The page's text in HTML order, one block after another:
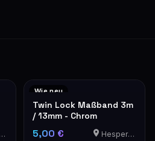
Wie neu
Twin Lock Maßband 3m
/ 13mm - Chrom
5,00 € Hesperange